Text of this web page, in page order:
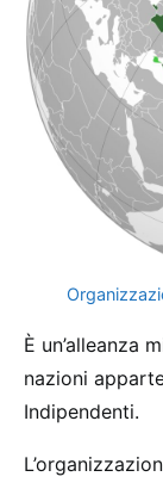
È un’alleanza
nazioni
Indipendenti.